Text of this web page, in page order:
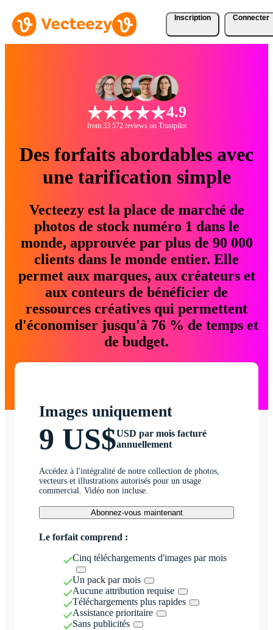
Inscription Connecter
4.9
from 33 572 reviews on Trustpilot
Des forfaits abordables avec
une tarification simple
Vecteezy est la place de marché de
photos de stock numéro 1 dans le
monde, approuvée par plus de 90 000
clients dans le monde entier. Elle
permet aux marques, aux créateurs et
aux conteurs de bénéficier de
ressources créatives qui permettent
d'économiser jusqu'à 76 % de temps et
de budget.
Images uniquement
9 US$USD par mois facturé
annuellement
Accédez à l'intégralité de notre collection de photos,
vecteurs et illustrations autorisés pour un usage
commercial. Vidéo non incluse.
Abonnez-vous maintenant
Le forfait comprend :
Cinq téléchargements d'images par mois
Un pack par mois
Aucune attribution requise
Téléchargements plus rapides
Assistance prioritaire
Sans publicités